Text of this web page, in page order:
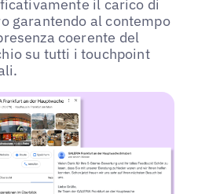
il carico di
garantendo al contempo
coerente del
su tutti i touchpoint